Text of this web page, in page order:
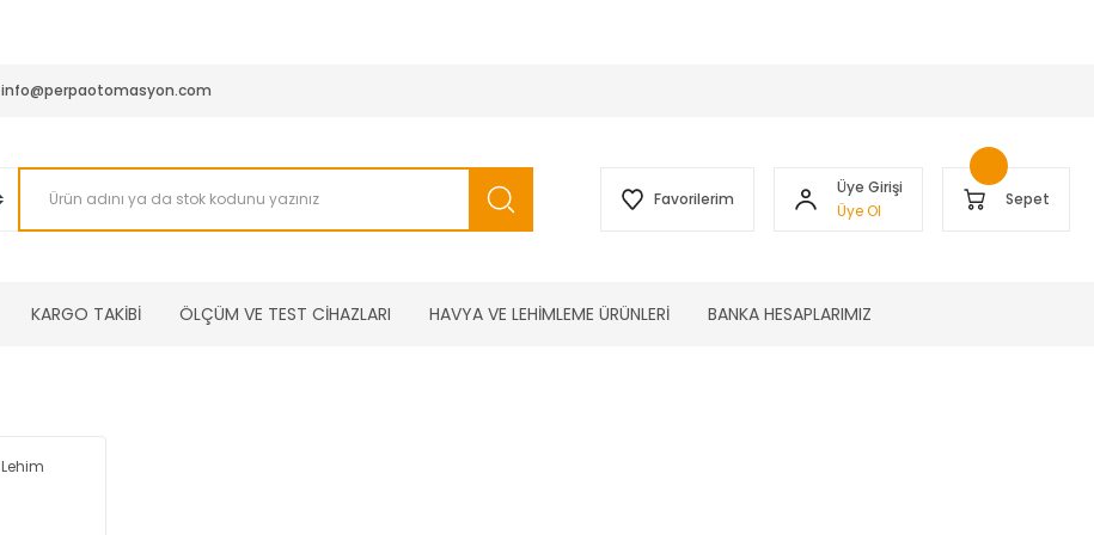
info@perpaotomasyon.com
Favorilerim
Üye Girişi
Üye Ol
Sepet
KARGO TAKİBİ ÖLÇÜM VE TEST CİHAZLARI HAVYA VE LEHİMLEME ÜRÜNLERİ BANKA HESAPLARIMIZ